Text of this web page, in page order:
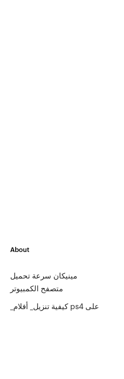
About
مينيكان سرعة تحميل
متصفح الكمبيوتر
_كيفية تنزيل_ أفلام ps4 على